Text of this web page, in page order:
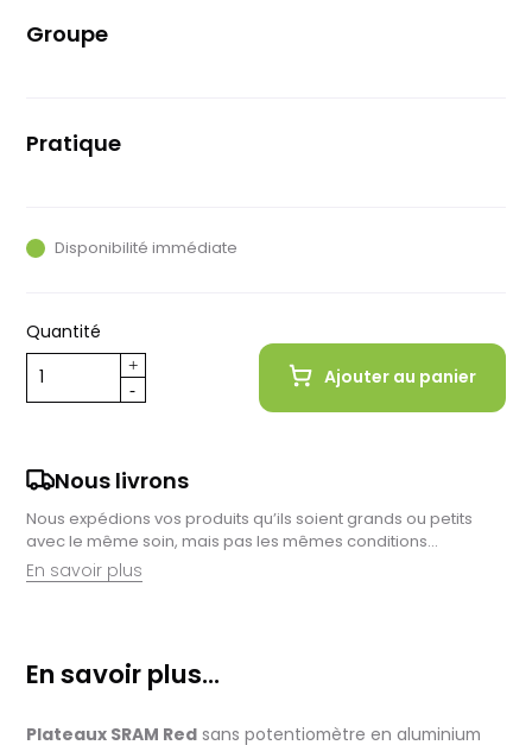
Groupe
Pratique
Disponibilité immédiate
Quantité
Ajouter au panier
Nous livrons
Nous expédions vos produits qu’ils soient grands ou petits
avec le même soin, mais pas les mêmes conditions…
En savoir plus
achats à domicile, mais il est encore plus gratifiant de vous
accueillir en magasin. Commandez en ligne et récupérez vos
Pensez à préciser le lieu de retrait lors de votre commande,
En savoir plus...
Plateaux SRAM Redsans potentiomètre en aluminium